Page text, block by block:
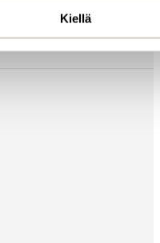
Kiellä